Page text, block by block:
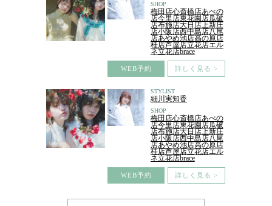
SHOP
梅田店心斎橋店あべの
店今里店東花園店瓜破
店布施店大日店上新庄
店小阪店西中島店八尾
店あやめ池店高の原店
桂店芦屋店立花店エル
ネ立花店brace
WEB予約 詳しく見る >
STYLIST
細川実知香
SHOP
梅田店心斎橋店あべの
店今里店東花園店瓜破
店布施店大日店上新庄
店小阪店西中島店八尾
店あやめ池店高の原店
桂店芦屋店立花店エル
ネ立花店brace
WEB予約 詳しく見る >